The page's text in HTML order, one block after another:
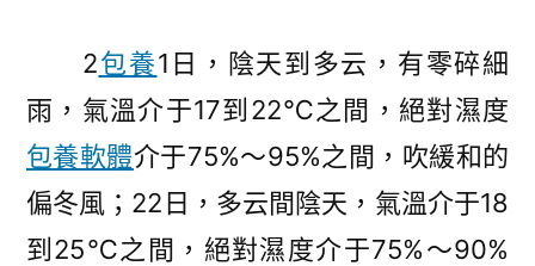
2包養1日，陰天到多云，有零碎細
雨，氣溫介于17到22℃之間，絕對濕度
包養軟體介于75%～95%之間，吹緩和的
偏冬風；22日，多云間陰天，氣溫介于18
到25℃之間，絕對濕度介于75%～90%